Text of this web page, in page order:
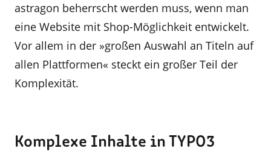
astragon beherrscht werden muss, wenn man
eine Website mit Shop-Möglichkeit entwickelt.
Vor allem in der »großen Auswahl an Titeln auf
allen Plattformen« steckt ein großer Teil der
Komplexität.
Komplexe Inhalte in TYPO3